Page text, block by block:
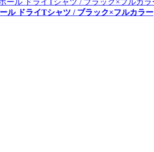
ル ドライTシャツ / ブラック×フルカラー